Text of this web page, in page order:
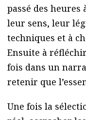
passé des
leur sens, leur
techniques et à
Ensuite à
fois dans un
retenir que
Une fois la